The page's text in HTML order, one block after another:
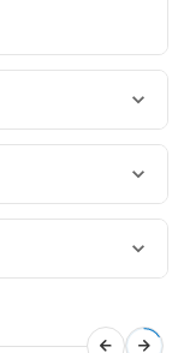
Paket
kolayca